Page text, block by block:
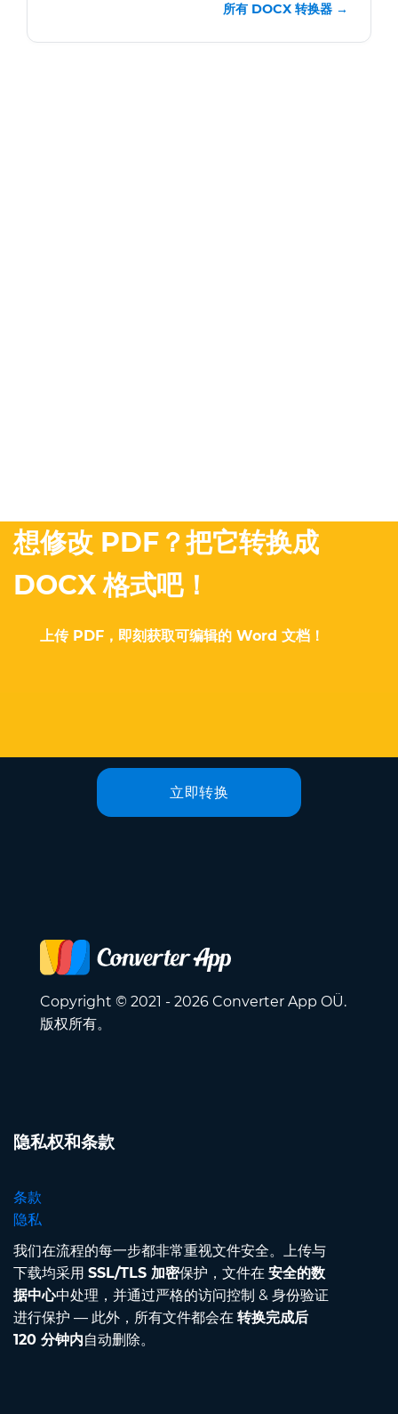
所有 DOCX 转换器 →
想修改 PDF？把它转换成
DOCX 格式吧！
上传 PDF，即刻获取可编辑的 Word 文档！
立即转换
Copyright © 2021 - 2026 Converter App OÜ.
版权所有。
隐私权和条款
条款
隐私
我们在流程的每一步都非常重视文件安全。上传与
下载均采用 SSL/TLS 加密保护，文件在 安全的数
据中心中处理，并通过严格的访问控制 & 身份验证
进行保护 — 此外，所有文件都会在 转换完成后
120 分钟内自动删除。